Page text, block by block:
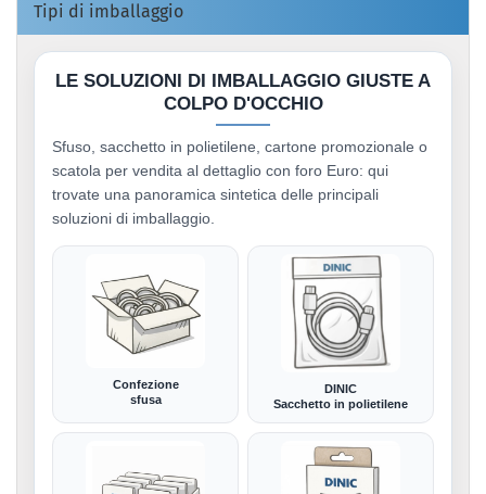
Tipi di imballaggio
LE SOLUZIONI DI IMBALLAGGIO GIUSTE A
COLPO D'OCCHIO
Sfuso, sacchetto in polietilene, cartone promozionale o
scatola per vendita al dettaglio con foro Euro: qui
trovate una panoramica sintetica delle principali
soluzioni di imballaggio.
Confezione
sfusa
DINIC
Sacchetto in polietilene